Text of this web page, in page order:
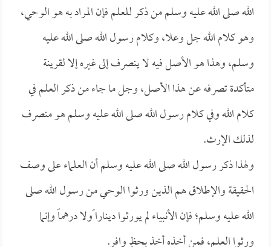
الله صلى الله عليه وسلم من ذكر للعلم فإن المراد به هو الوحي،
وهو كلام الله جل وعلا، وكلام رسول الله صلى الله عليه
وسلم، وهذا هو الأصل فيه لا ينصرف إلى غيره إلا لقرينة
متأكدة تصرفه عن هذا الأصل، وجل ما جاء من ذكر العلم في
كلام الله وفي كلام رسول الله صلى الله عليه وسلم هو منصرف
لذلك الإرث.
ولهذا ذكر رسول الله صلى الله عليه وسلم أن العلماء على وصف
الحقيقة والإطلاق هم الذين ورثوا الوحي من رسول الله صلى
الله عليه وسلم؛ فإن الأنبياء لم يورثوا دينارا ًولا درهماً وإنما